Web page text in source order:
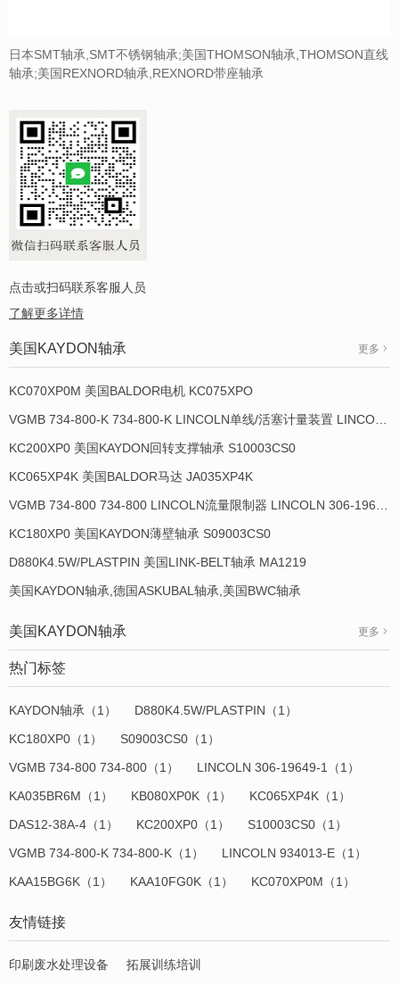
日本SMT轴承,SMT不锈钢轴承;美国THOMSON轴承,THOMSON直线
轴承;美国REXNORD轴承,REXNORD带座轴承
点击或扫码联系客服人员
了解更多详情
美国KAYDON轴承 更多
KC070XP0M 美国BALDOR电机 KC075XPO
KC200XP0 美国KAYDON回转支撑轴承 S10003CS0
KC065XP4K 美国BALDOR马达 JA035XP4K
KC180XP0 美国KAYDON薄壁轴承 S09003CS0
D880K4.5W/PLASTPIN 美国LINK-BELT轴承 MA1219
美国KAYDON轴承,德国ASKUBAL轴承,美国BWC轴承
美国KAYDON轴承 更多
热门标签
KAYDON轴承（1）
D880K4.5W/PLASTPIN（1）
KC180XP0（1）
S09003CS0（1）
VGMB 734-800 734-800（1）
LINCOLN 306-19649-1（1）
KA035BR6M（1）
KB080XP0K（1）
KC065XP4K（1）
DAS12-38A-4（1）
KC200XP0（1）
S10003CS0（1）
VGMB 734-800-K 734-800-K（1）
LINCOLN 934013-E（1）
KAA15BG6K（1）
KAA10FG0K（1） KC070XP0M（1）
友情链接
印刷废水处理设备 拓展训练培训